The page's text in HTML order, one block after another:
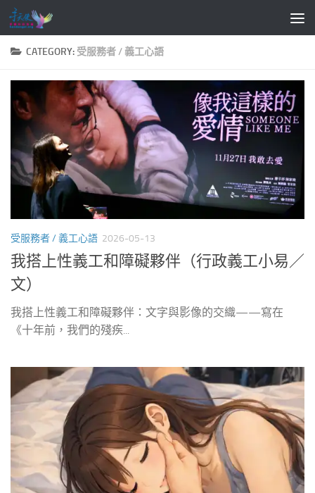
Skip to content
CATEGORY: 受服務者 / 義工心語
受服務者 / 義工心語 2026-05-13
我搭上性義工和障礙夥伴（行政義工小易／
文）
我搭上性義工和障礙夥伴：文字與影像的交織——寫在
《十年前，我們的殘疾...